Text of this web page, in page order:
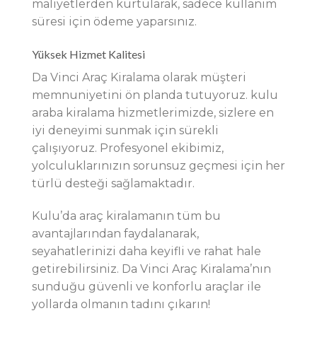
maliyetlerden kurtularak, sadece kullanım
süresi için ödeme yaparsınız.
Yüksek Hizmet Kalitesi
Da Vinci Araç Kiralama olarak müşteri
memnuniyetini ön planda tutuyoruz. kulu
araba kiralama hizmetlerimizde, sizlere en
iyi deneyimi sunmak için sürekli
çalışıyoruz. Profesyonel ekibimiz,
yolculuklarınızın sorunsuz geçmesi için her
türlü desteği sağlamaktadır.
Kulu’da araç kiralamanın tüm bu
avantajlarından faydalanarak,
seyahatlerinizi daha keyifli ve rahat hale
getirebilirsiniz. Da Vinci Araç Kiralama’nın
sunduğu güvenli ve konforlu araçlar ile
yollarda olmanın tadını çıkarın!